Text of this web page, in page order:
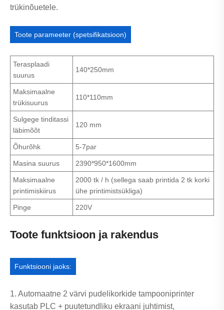
trükinõuetele.
Toote parameeter (spetsifikatsioon)
Terasplaadi
suurus
140*250mm
Maksimaalne
trükisuurus
110*110mm
Sulgege tinditassi
läbimõõt
120 mm
Õhurõhk 5-7par
Masina suurus 2390*950*1600mm
Maksimaalne
printimiskiirus
2000 tk / h (sellega saab printida 2 tk korki
ühe printimistsükliga)
Pinge 220V
Toote funktsioon ja rakendus
Funktsiooni jaoks:
1. Automaatne 2 värvi pudelikorkide tampooniprinter
kasutab PLC + puutetundliku ekraani juhtimist,